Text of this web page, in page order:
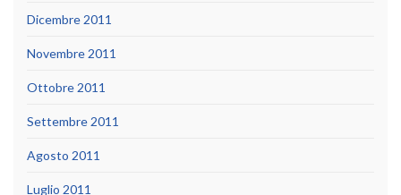
Dicembre 2011
Novembre 2011
Ottobre 2011
Settembre 2011
Agosto 2011
Luglio 2011